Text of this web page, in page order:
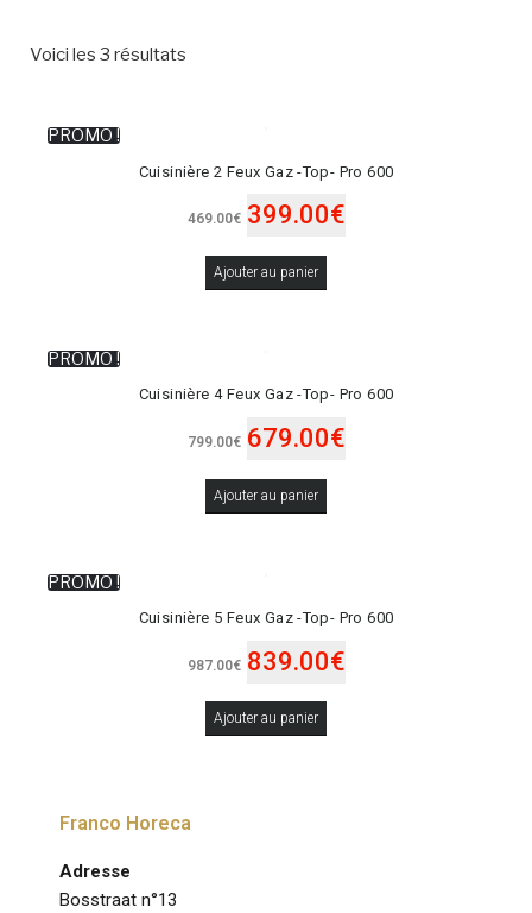
Voici les 3 résultats
PROMO !
Cuisinière 2 Feux Gaz -Top- Pro 600
469.00€ 399.00€
Ajouter au panier
PROMO !
Cuisinière 4 Feux Gaz -Top- Pro 600
799.00€ 679.00€
Ajouter au panier
PROMO !
Cuisinière 5 Feux Gaz -Top- Pro 600
987.00€ 839.00€
Ajouter au panier
Franco Horeca
Adresse
Bosstraat n°13